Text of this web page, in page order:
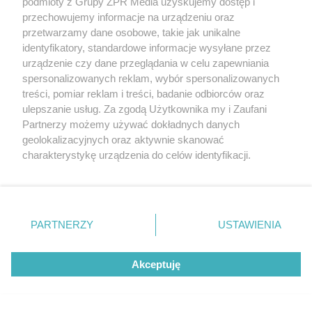
Cynk - 0,71 mg (6%)
Miedź - 0,04 mg (4%)
Witaminy
Witamina A - 100,0 µg (11%)
Witamina B2 - 0,176 mg (14%)
Niacyna - 0,25 mg (2%)
przechowujemy informacje na urządzeniu oraz
przetwarzamy dane osobowe, takie jak unikalne
identyfikatory, standardowe informacje wysyłane przez
urządzenie czy dane przeglądania w celu zapewniania
spersonalizowanych reklam, wybór spersonalizowanych
treści, pomiar reklam i treści, badanie odbiorców oraz
ulepszanie usług. Za zgodą Użytkownika my i Zaufani
Partnerzy możemy używać dokładnych danych
geolokalizacyjnych oraz aktywnie skanować
charakterystykę urządzenia do celów identyfikacji.
zmienić/wycofać klikając przycisk ustawień prywatności
znajdujący się w lewym dolnym rogu strony
rodzaje przetwarzania danych nie wymagają zgody
użytkownika, ale masz prawo sprzeciwić się takiemu
przetwarzaniu. Preferencje będą miały zastosowanie tylko
PARTNERZY USTAWIENIA
Akceptuję